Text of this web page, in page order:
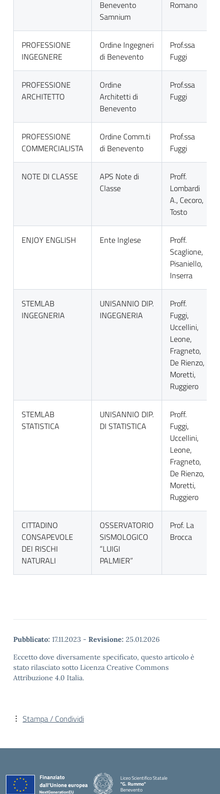
Benevento
Samnium
Romano
PROFESSIONE
INGEGNERE
Ordine Ingegneri
di Benevento
Prof.ssa
Fuggi
PROFESSIONE
ARCHITETTO
Ordine
Architetti di
Benevento
Prof.ssa
Fuggi
PROFESSIONE
COMMERCIALISTA
Ordine Comm.ti
di Benevento
Prof.ssa
Fuggi
NOTE DI CLASSE
APS Note di
Classe
Proff.
Lombardi
A., Cecoro,
Tosto
ENJOY ENGLISH Ente Inglese
Proff.
Scaglione,
Pisaniello,
Inserra
STEMLAB
INGEGNERIA
UNISANNIO DIP.
INGEGNERIA
Proff.
Fuggi,
Uccellini,
Leone,
Fragneto,
De Rienzo,
Moretti,
Ruggiero
STEMLAB
STATISTICA
UNISANNIO DIP.
DI STATISTICA
Proff.
Fuggi,
Uccellini,
Leone,
Fragneto,
De Rienzo,
Moretti,
Ruggiero
CITTADINO
CONSAPEVOLE
DEI RISCHI
NATURALI
OSSERVATORIO
SISMOLOGICO
“LUIGI
PALMIER”
Prof. La
Brocca
Pubblicato: 17.11.2023 - Revisione: 25.01.2026
Eccetto dove diversamente specificato, questo articolo è
stato rilasciato sotto Licenza Creative Commons
Attribuzione 4.0 Italia.
Stampa / Condividi
Liceo Scientifico Statale
"G. Rummo"
Benevento